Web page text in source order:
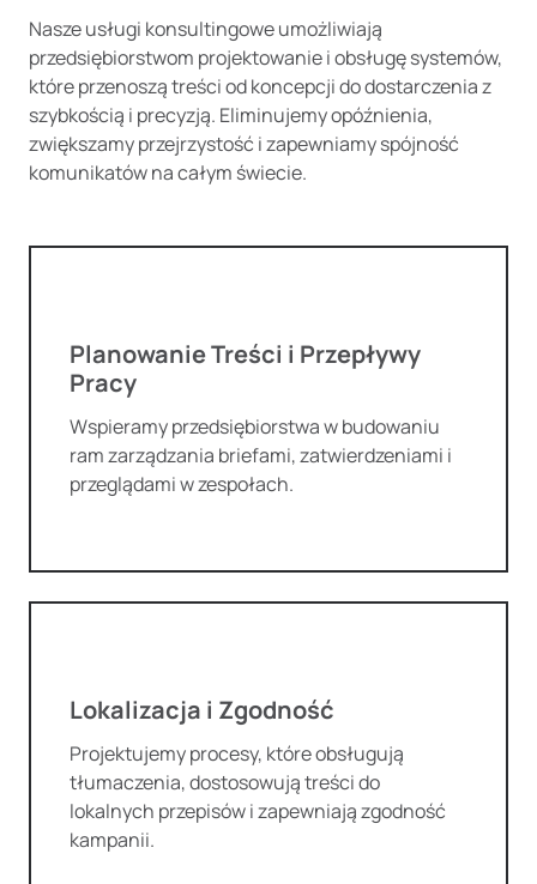
Nasze usługi konsultingowe umożliwiają
przedsiębiorstwom projektowanie i obsługę systemów,
które przenoszą treści od koncepcji do dostarczenia z
szybkością i precyzją. Eliminujemy opóźnienia,
zwiększamy przejrzystość i zapewniamy spójność
komunikatów na całym świecie.
Planowanie Treści i Przepływy
Pracy
Wspieramy przedsiębiorstwa w budowaniu
ram zarządzania briefami, zatwierdzeniami i
przeglądami w zespołach.
Lokalizacja i Zgodność
Projektujemy procesy, które obsługują
tłumaczenia, dostosowują treści do
lokalnych przepisów i zapewniają zgodność
kampanii.